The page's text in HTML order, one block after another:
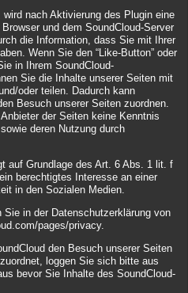
nach Aktivierung des Plugin eine
und dem SoundCloud-Server
die Information, dass Sie mit Ihrer
Wenn Sie den “Like-Button” oder
in Ihrem SoundCloud-
Sie die Inhalte unserer Seiten mit
oder teilen. Dadurch kann
Besuch unserer Seiten zuordnen.
der Seiten keine Kenntnis
deren Nutzung durch
auf Grundlage des Art. 6 Abs. 1 lit. f
berechtigtes Interesse an einer
in den Sozialen Medien.
in der Datenschutzerklärung von
pages/privacy.
den Besuch unserer Seiten
loggen Sie sich bitte aus
bevor Sie Inhalte des SoundCloud-